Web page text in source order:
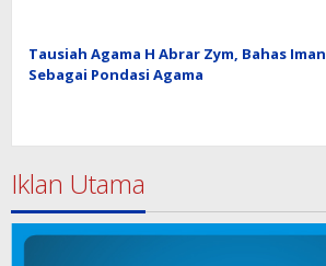
Tausiah Agama H Abrar Zym, Bahas Iman
Sebagai Pondasi Agama
Iklan Utama